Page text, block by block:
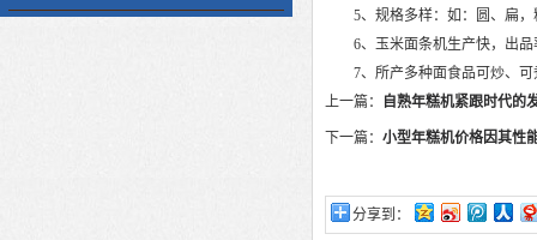
5、规格多样：如：圆、扁，
6、玉米面条机生产快，出品
7、所产多种面食品可炒、可
上一篇：
自熟年糕机紧跟时代的
下一篇： 小型年糕机价格因其性
分享到：